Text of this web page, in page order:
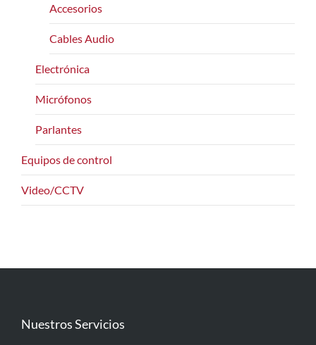
Accesorios
Cables Audio
Electrónica
Micrófonos
Parlantes
Equipos de control
Video/CCTV
Nuestros Servicios